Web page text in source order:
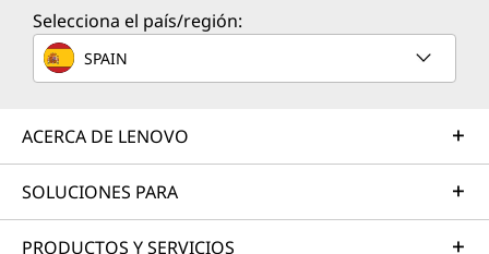
Selecciona el país/región:
SPAIN
ACERCA DE LENOVO
SOLUCIONES PARA
PRODUCTOS Y SERVICIOS